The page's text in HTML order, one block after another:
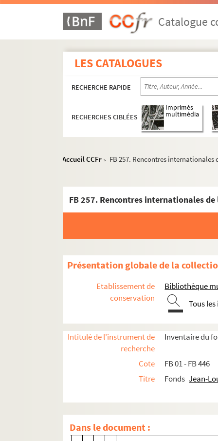
Catalogue
LES CATALOGUES
RECHERCHE RAPIDE
RECHERCHES CIBLÉES
Imprimés
multimédia
Accueil CCFr > FB 257. Rencontres internationales
FB 257. Rencontres internationales
Présentation globale de la
Etablissement de
conservation
Bibliothèque
Tous
Intitulé de l'instrument de
recherche
Inventaire du
Cote
FB 01 - FB 446
Titre
Fonds Jean-
Dans le document :
Œuvres littéraires
Œuvres graphiques
Projets audiovisuels
Activités culturelles
Représentations théâtrales - Groupe
Les Amis de George Sand
Les Amis de Nohant
Comité George Sand
FB 248. Anniversaire de la
Les rencontres de Saint-Chartier
FB 252. Rencontres
FB 255. Rencontres